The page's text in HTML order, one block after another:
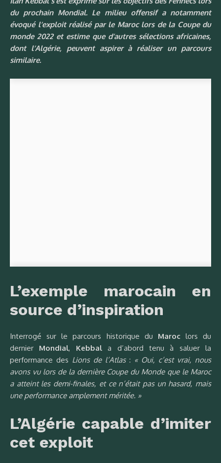
du prochain Mondial. Le milieu offensif a notamment
évoqué l’exploit réalisé par le Maroclors de la Coupe du
monde 2022 et estime que d’autres sélections africaines,
dont l’Algérie, peuvent aspirer à réaliser un parcours
similaire.
L’exemple marocain en
source d’inspiration
Interrogé sur le parcours historique du Maroc lors du
dernier Mondial, Kebbala d’abord tenu à saluer la
performance des Lions de l’Atlas : « Oui, c’est vrai, nous
avons vu lors de la dernière Coupe du Monde que le Maroc
a atteint les demi-finales, et ce n’était pas un hasard, mais
une performance amplement méritée. »
L’Algérie capable d’imiter
cet exploit